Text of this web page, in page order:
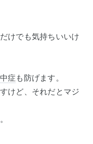
けでも気持ちいいけ
症 も防げます。
けど、それだとマジ